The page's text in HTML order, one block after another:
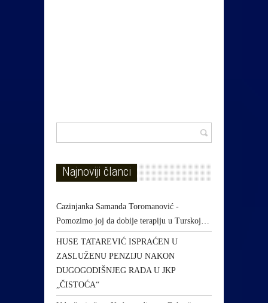
Najnoviji članci
Cazinjanka Samanda Toromanović -
Pomozimo joj da dobije terapiju u Turskoj…
HUSE TATAREVIĆ ISPRAĆEN U
ZASLUŽENU PENZIJU NAKON
DUGOGODIŠNJEG RADA U JKP
„ČISTOĆA“